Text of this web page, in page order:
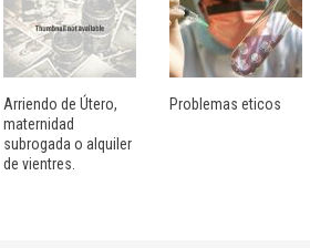
Arriendo de Útero,
maternidad
subrogada o alquiler
de vientres.
Problemas eticos